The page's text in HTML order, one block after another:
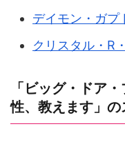
デイモン・ガプ
クリスタル・R
「ビッグ・ドア
性、教えます」の